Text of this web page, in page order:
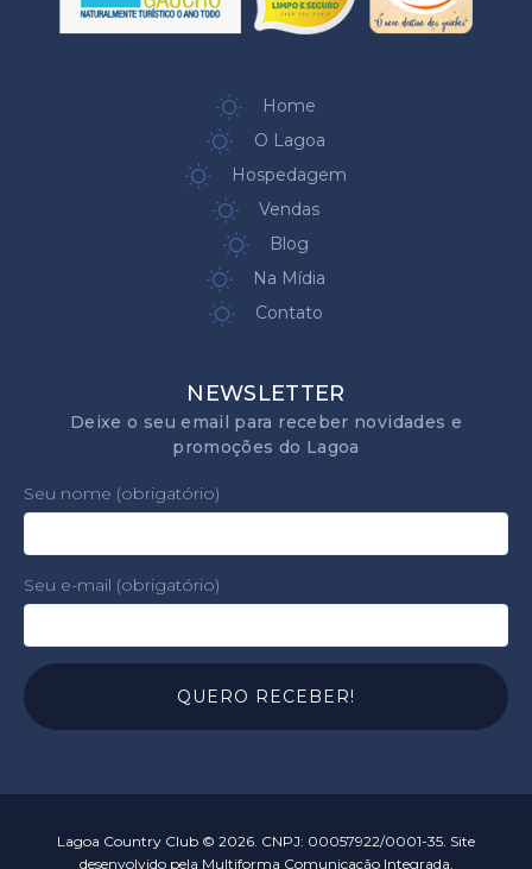
Home
O Lagoa
Hospedagem
Vendas
Blog
Na Mídia
Contato
NEWSLETTER
Deixe o seu email para receber novidades e
promoções do Lagoa
Seu nome (obrigatório)
Seu e-mail (obrigatório)
Lagoa Country Club © 2026. CNPJ: 00057922/0001-35. Site
desenvolvido pela Multiforma Comunicação Integrada.